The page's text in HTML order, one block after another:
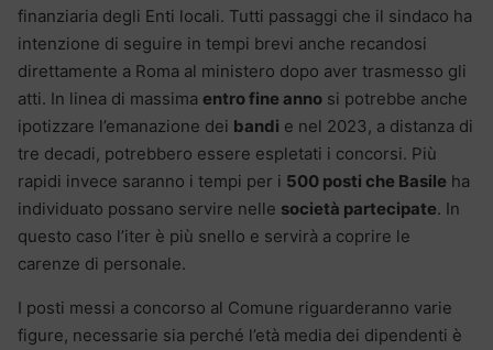
finanziaria degli Enti locali. Tutti passaggi che il sindaco ha
intenzione di seguire in tempi brevi anche recandosi
direttamente a Roma al ministero dopo aver trasmesso gli
atti. In linea di massima entro fine anno si potrebbe anche
ipotizzare l’emanazione dei bandi e nel 2023, a distanza di
tre decadi, potrebbero essere espletati i concorsi. Più
rapidi invece saranno i tempi per i 500 posti che Basile ha
individuato possano servire nelle società partecipate. In
questo caso l’iter è più snello e servirà a coprire le
carenze di personale.
I posti messi a concorso al Comune riguarderanno varie
figure, necessarie sia perché l’età media dei dipendenti è